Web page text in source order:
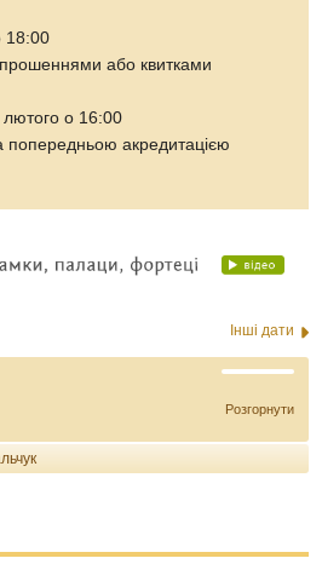
18:00
або квитками
лютого о 16:00
попередньою акредитацією
Інші дати
Розгорнути